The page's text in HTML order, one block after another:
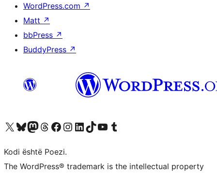
WordPress.com ↗
Matt ↗
bbPress ↗
BuddyPress ↗
Vizitoni llogarinë tonë X (ish Twitter)
Vizitoni llogarinë tonë Bluesky
Vizitoni llogarinë tonë Mastodon
Vizitoni llogarinë tonë Threads
Vizitoni faqen tonë në Facebook
Vizitoni llogarinë tonë Instagram
Vizitoni llogarinë tonë LinkedIn
Vizitoni llogarinë tonë TikTok
Vizitoni kanalin tonë YouTube
Vizitoni llogarinë tonë Tumblr
Kodi është Poezi.
The WordPress® trademark is the intellectual property